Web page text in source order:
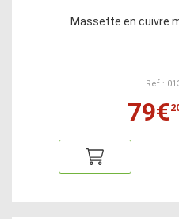
Massette en cuivre
Ref :
79€